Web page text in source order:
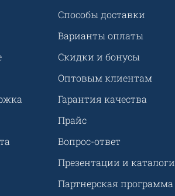
Способы доставки
Варианты оплаты
Скидки и бонусы
Оптовым клиентам
Гарантия качества
Прайс
Вопрос-ответ
Презентации и каталоги
Партнерская программа